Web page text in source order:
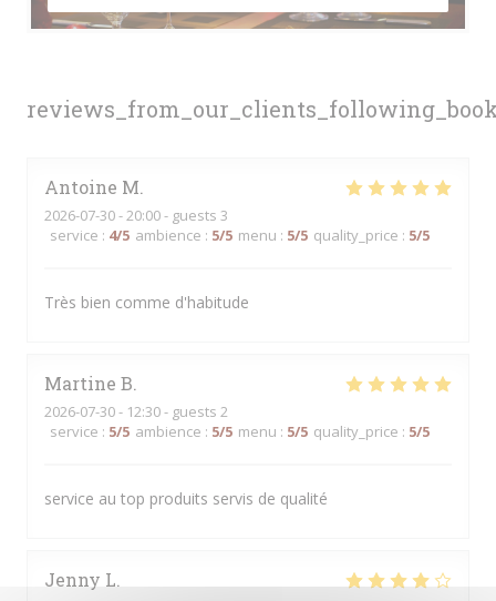
Antoine M
2026-07-30- 20:00 - guests 3
service : 4/5 ambience : 5/5 menu : 5/5 quality_price : 5/5
Très bien comme d'habitude
Martine B
2026-07-30- 12:30 - guests 2
service : 5/5 ambience : 5/5 menu : 5/5 quality_price : 5/5
service au top produits servis de qualité
Jenny L